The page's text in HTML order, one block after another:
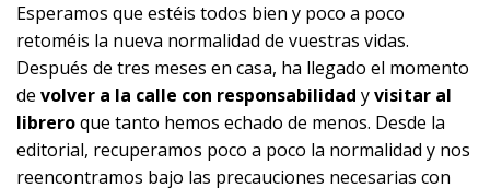
Esperamos que estéis todos bien y poco a poco
retoméis la nueva normalidad de vuestras vidas.
Después de tres meses en casa, ha llegado el momento
de volver a la calle con responsabilidad yvisitar al
libreroque tanto hemos echado de menos. Desde la
editorial, recuperamos poco a poco la normalidad y nos
reencontramos bajo las precauciones necesarias con